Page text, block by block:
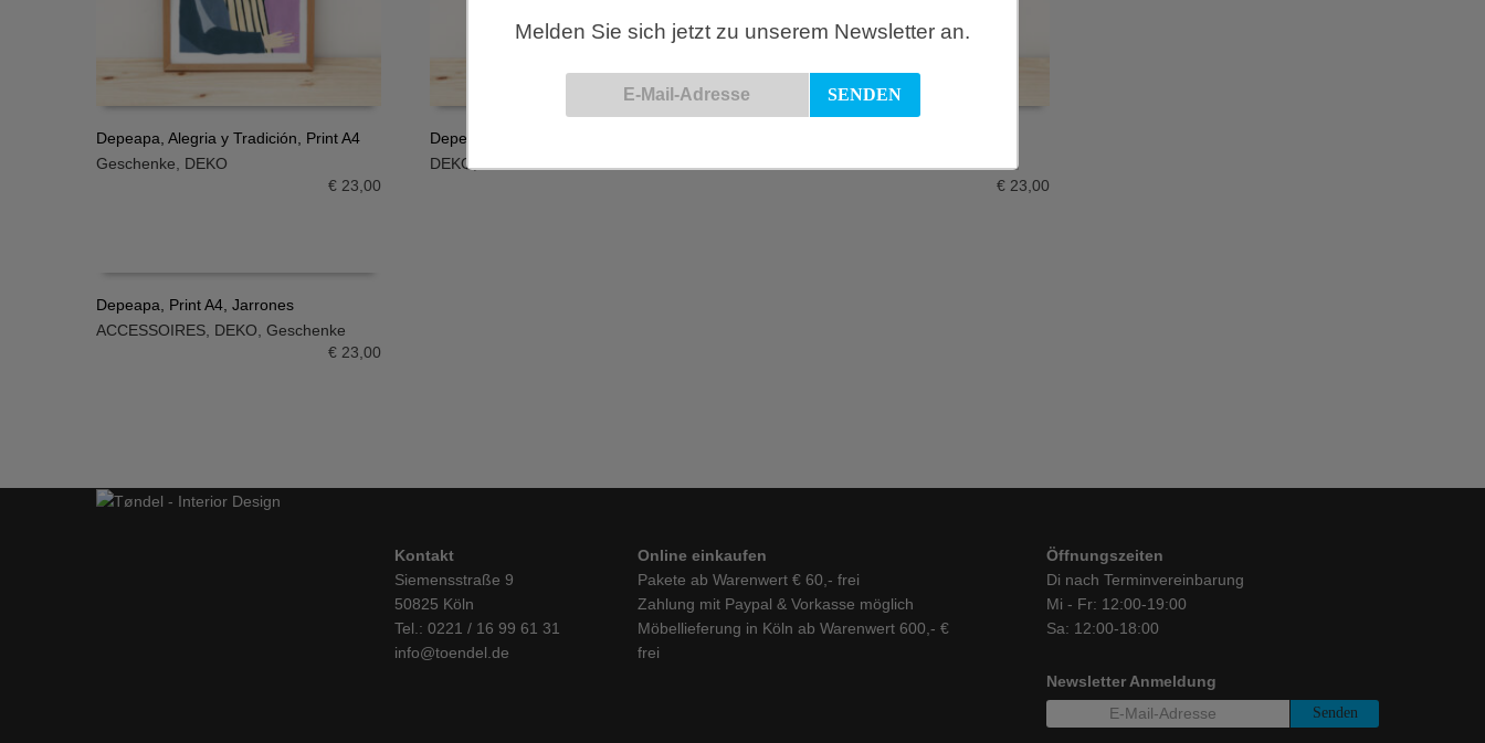
IN DEN WARENKORB
Depeapa, Alegria y Tradición, Print A4
Geschenke
DEKO
€23,00
IN DEN WARENKORB
Depeapa, casa rosa, Bild
DEKO
IN DEN WARENKORB
€23,00
IN DEN WARENKORB
Depeapa, Print A4, Jarrones
ACCESSOIRES DEKO Geschenke
€23,00
Kontakt
Siemensstraße 9
50825 Köln
Tel.: 0221 / 16 99 61 31
info@toendel.de
Online einkaufen
Pakete ab Warenwert € 60,- frei
Zahlung mit Paypal & Vorkasse möglich
Möbellieferung in Köln ab Warenwert 600,- €
frei
Öffnungszeiten
Di nach Terminvereinbarung
Mi - Fr: 12:00-19:00
Sa: 12:00-18:00
Newsletter Anmeldung
Melden Sie sich jetzt zu unserem Newsletter an.